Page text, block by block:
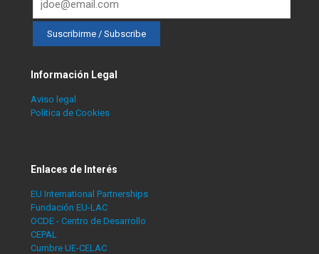
Información Legal
Aviso legal
Política de Cookies
Enlaces de Interés
EU International Partnerships
Fundación EU-LAC
OCDE - Centro de Desarrollo
CEPAL
Cumbre UE-CELAC